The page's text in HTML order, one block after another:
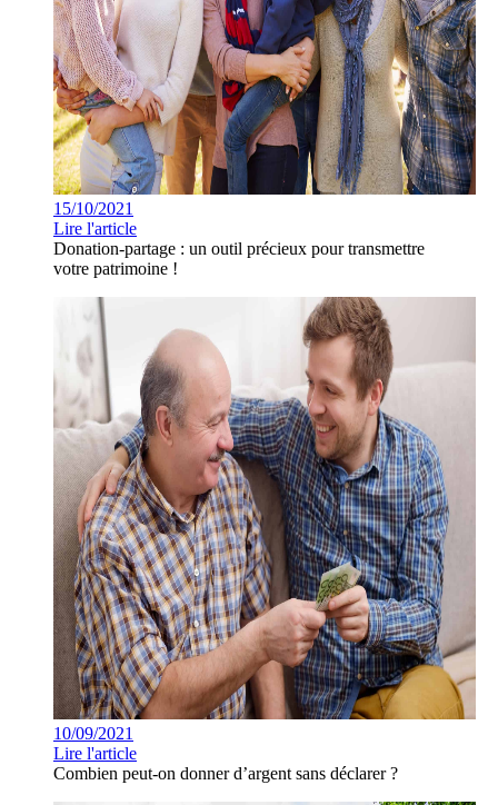
15/10/2021
Lire l'article
Donation-partage : un outil précieux pour transmettre
votre patrimoine !
10/09/2021
Lire l'article
Combien peut-on donner d’argent sans déclarer ?